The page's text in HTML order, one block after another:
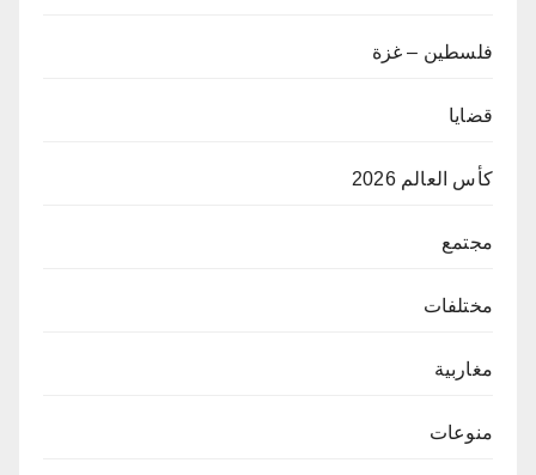
فلسطين – غزة
قضايا
كأس العالم 2026
مجتمع
مختلفات
مغاربية
منوعات